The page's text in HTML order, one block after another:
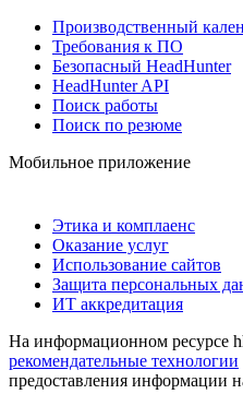
Производственный
Требования к ПО
Безопасный HeadHunter
HeadHunter API
Поиск работы
Поиск по резюме
Мобильное приложение
Этика и комплаенс
Оказание услуг
Использование сайтов
Защита персональных
ИТ аккредитация
На информационном ресурсе
рекомендательные технологии
предоставления информации